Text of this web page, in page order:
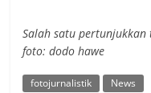
Salah satu
foto: dodo hawe
fotojurnalistik News